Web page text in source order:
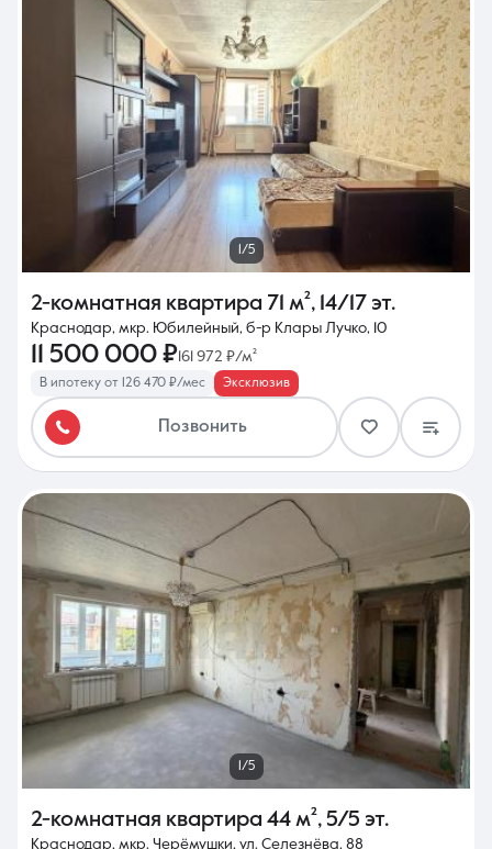
1/5
2-комнатная квартира 71 м², 14/17 эт.
Краснодар, мкр. Юбилейный, б-р Клары Лучко, 10
11 500 000 ₽161 972 ₽/м²
В ипотеку от 126 470 ₽/мес Эксклюзив
Позвонить
1/5
2-комнатная квартира 44 м², 5/5 эт.
Краснодар, мкр. Черёмушки, ул. Селезнёва, 88